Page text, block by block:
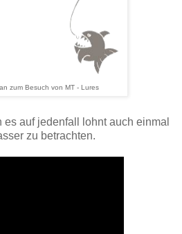
zum Besuch von MT - Lures
es auf jedenfall lohnt auch einmal
zu betrachten.